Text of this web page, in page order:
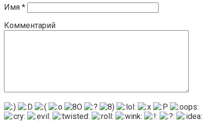
Имя *
Комментарий